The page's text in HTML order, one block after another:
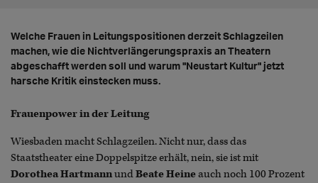
Welche Frauen in Leitungspositionen derzeit Schlagzeilen
machen, wie die Nichtverlängerungspraxis an Theatern
abgeschafft werden soll und warum "Neustart Kultur" jetzt
harsche Kritik einstecken muss.
Frauenpower in der Leitung
Wiesbaden macht Schlagzeilen. Nicht nur, dass das
Staatstheater eine Doppelspitze erhält, nein, sie ist mit
Dorothea HartmannundBeate Heineauch noch 100 Prozent